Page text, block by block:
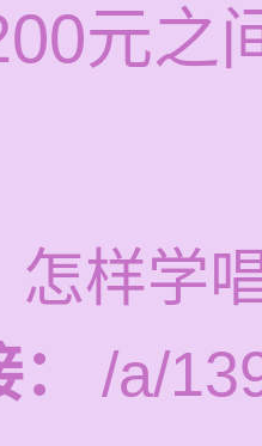
元之
怎样学
/a/